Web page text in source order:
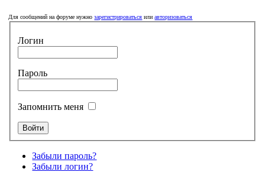
Для сообщений на форуме нужнозарегистрироваться илиавторизоваться
Логин
Пароль
Запомнить меня
Забыли пароль?
Забыли логин?